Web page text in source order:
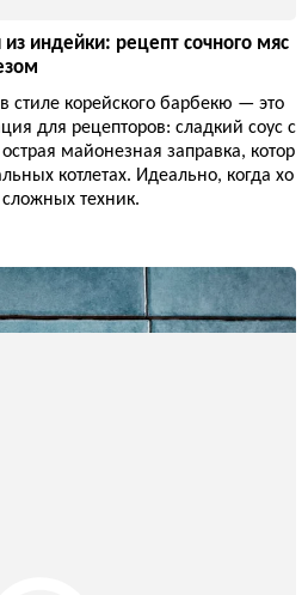
о рамене как о сложном блю
только быстрый результа
толстая лапша удон создают сытн
подать даже гурманам, а готовит
Сарказм в том, что мы привыкли
но этот вариант доказыва
и простой ужин побежда